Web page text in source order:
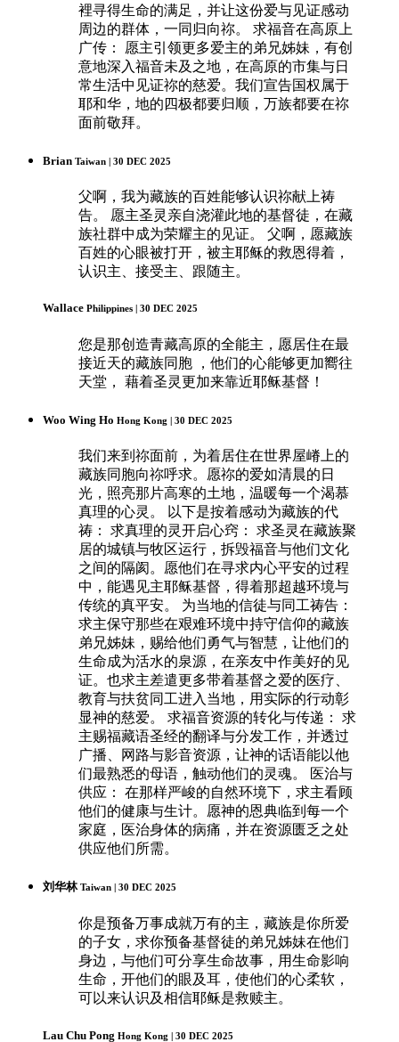
裡寻得生命的满足，并让这份爱与见证感动
周边的群体，一同归向祢。 求福音在高原上
广传： 愿主引领更多爱主的弟兄姊妹，有创
意地深入福音未及之地，在高原的市集与日
常生活中见证祢的慈爱。我们宣告国权属于
耶和华，地的四极都要归顺，万族都要在祢
面前敬拜。
Brian Taiwan | 30 DEC 2025
父啊，我为藏族的百姓能够认识祢献上祷
告。 愿主圣灵亲自浇灌此地的基督徒，在藏
族社群中成为荣耀主的见证。 父啊，愿藏族
百姓的心眼被打开，被主耶稣的救恩得着，
认识主、接受主、跟随主。
Wallace Philippines | 30 DEC 2025
您是那创造青藏高原的全能主，愿居住在最
接近天的藏族同胞 ，他们的心能够更加嚮往
天堂， 藉着圣灵更加来靠近耶稣基督！
Woo Wing Ho Hong Kong | 30 DEC 2025
我们来到祢面前，为着居住在世界屋嵴上的
藏族同胞向祢呼求。愿祢的爱如清晨的日
光，照亮那片高寒的土地，温暖每一个渴慕
真理的心灵。 以下是按着感动为藏族的代
祷： 求真理的灵开启心窍： 求圣灵在藏族聚
居的城镇与牧区运行，拆毁福音与他们文化
之间的隔阂。愿他们在寻求内心平安的过程
中，能遇见主耶稣基督，得着那超越环境与
传统的真平安。 为当地的信徒与同工祷告：
求主保守那些在艰难环境中持守信仰的藏族
弟兄姊妹，赐给他们勇气与智慧，让他们的
生命成为活水的泉源，在亲友中作美好的见
证。也求主差遣更多带着基督之爱的医疗、
教育与扶贫同工进入当地，用实际的行动彰
显神的慈爱。 求福音资源的转化与传递： 求
主赐福藏语圣经的翻译与分发工作，并透过
广播、网路与影音资源，让神的话语能以他
们最熟悉的母语，触动他们的灵魂。 医治与
供应： 在那样严峻的自然环境下，求主看顾
他们的健康与生计。愿神的恩典临到每一个
家庭，医治身体的病痛，并在资源匮乏之处
供应他们所需。
刘华林 Taiwan | 30 DEC 2025
你是预备万事成就万有的主，藏族是你所爱
的子女，求你预备基督徒的弟兄姊妹在他们
身边，与他们可分享生命故事，用生命影响
生命，开他们的眼及耳，使他们的心柔软，
可以来认识及相信耶稣是救赎主。
Lau Chu Pong Hong Kong | 30 DEC 2025